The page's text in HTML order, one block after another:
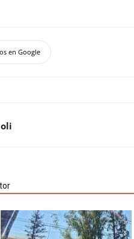
en Google